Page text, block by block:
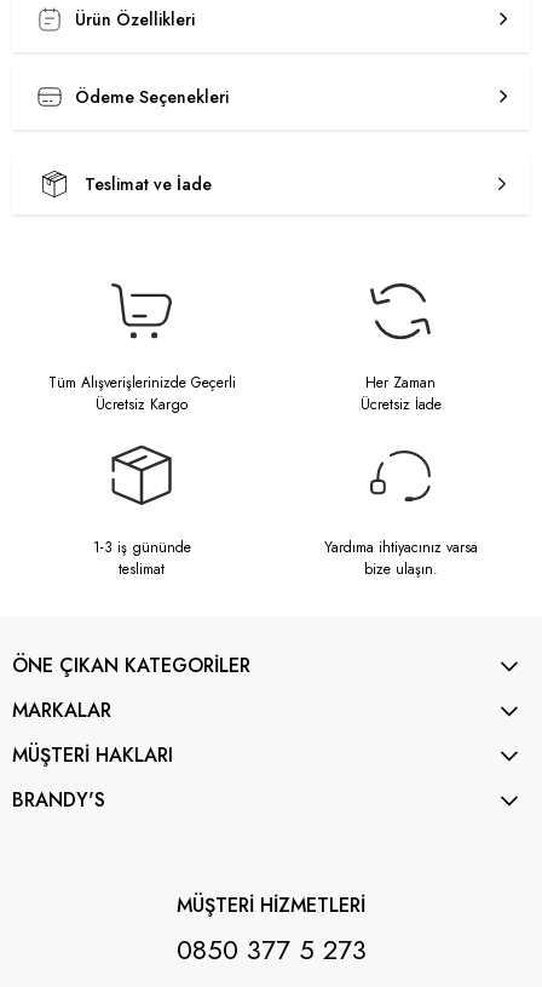
Ürün Özellikleri
Ödeme Seçenekleri
Teslimat ve İade
Tüm Alışverişlerinizde Geçerli
Ücretsiz Kargo
Her Zaman
Ücretsiz İade
1-3 iş gününde
teslimat
Yardıma ihtiyacınız varsa
bize ulaşın.
ÖNE ÇIKAN KATEGORİLER
MARKALAR
MÜŞTERİ HAKLARI
BRANDY'S
MÜŞTERİ HİZMETLERİ
0850 377 5 273